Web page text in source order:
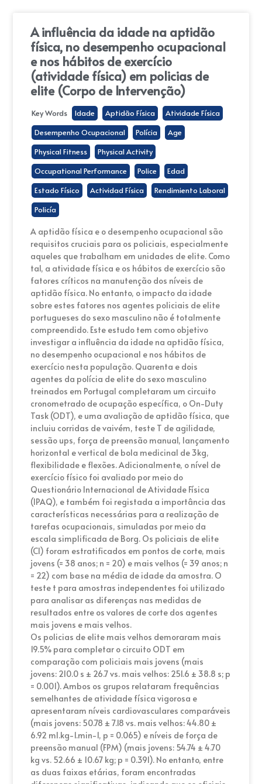
A influência da idade na aptidão
física, no desempenho ocupacional
e nos hábitos de exercício
(atividade física) em policias de
elite (Corpo de Intervenção)
Key Words Idade Aptidão Física
Atividade Física
Desempenho Ocupacional
Polícia
Age
Physical Fitness
Physical Activity
Occupational Performance
Police
Edad
Estado Físico
Actividad Física
Rendimiento Laboral
Policía
A aptidão física e o desempenho ocupacional são
requisitos cruciais para os policiais, especialmente
aqueles que trabalham em unidades de elite. Como
tal, a atividade física e os hábitos de exercício são
fatores críticos na manutenção dos níveis de
aptidão física. No entanto, o impacto da idade
sobre estes fatores nos agentes policiais de elite
portugueses do sexo masculino não é totalmente
compreendido. Este estudo tem como objetivo
investigar a influência da idade na aptidão física,
no desempenho ocupacional e nos hábitos de
exercício nesta população. Quarenta e dois
agentes da polícia de elite do sexo masculino
treinados em Portugal completaram um circuito
cronometrado de ocupação específica, o On-Duty
Task (ODT), e uma avaliação de aptidão física, que
incluiu corridas de vaivém, teste T de agilidade,
sessão ups, força de preensão manual, lançamento
horizontal e vertical de bola medicinal de 3kg,
flexibilidade e flexões. Adicionalmente, o nível de
exercício físico foi avaliado por meio do
Questionário Internacional de Atividade Física
(IPAQ), e também foi registada a importância das
características necessárias para a realização de
tarefas ocupacionais, simuladas por meio da
escala simplificada de Borg. Os policiais de elite
(CI) foram estratificados em pontos de corte, mais
jovens (= 38 anos; n = 20) e mais velhos (= 39 anos; n
= 22) com base na média de idade da amostra. O
teste t para amostras independentes foi utilizado
para analisar as diferenças nas medidas de
resultados entre os valores de corte dos agentes
mais jovens e mais velhos.
Os policias de elite mais velhos demoraram mais
19.5% para completar o circuito ODT em
comparação com policiais mais jovens (mais
jovens: 210.0 s ± 26.7 vs. mais velhos: 251.6 ± 38.8 s; p
= 0.001). Ambos os grupos relataram frequências
semelhantes de atividade física vigorosa e
apresentaram níveis cardiovasculares comparáveis
(mais jovens: 50.78 ± 7.18 vs. mais velhos: 44.80 ±
6.92 ml.kg-1.min-1, p = 0.065) e níveis de força de
preensão manual (FPM) (mais jovens: 54.74 ± 4.70
kg vs. 52.66 ± 10.67 kg; p = 0.391). No entanto, entre
as duas faixas etárias, foram encontradas